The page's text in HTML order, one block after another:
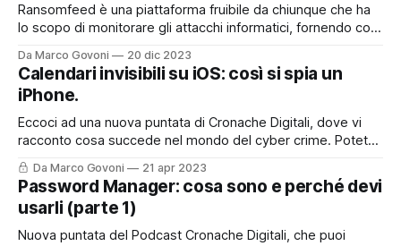
Ransomfeed è una piattaforma fruibile da chiunque che ha
lo scopo di monitorare gli attacchi informatici, fornendo così
security, ma non solo. E' anche uno strumento divulgativo
che permette a tutti quanti di poter accedere ad
informazioni che spesso
Da Marco Govoni 20 dic 2023
Calendari invisibili su iOS: così si spia un
iPhone.
Eccoci ad una nuova puntata di Cronache Digitali, dove vi
racconto cosa succede nel mondo del cyber crime. Potete
asoltare la puntata sul mio Podcast, cliccando qui o nel box
sottostante, oppure, continuare a leggere per trovare tutti i
riferimenti ed i link presenti nella storia del podcast di oggi.
Da Marco Govoni 21 apr 2023
Password Manager: cosa sono e perché devi
usarli (parte 1)
Nuova puntata del Podcast Cronache Digitali, che puoi